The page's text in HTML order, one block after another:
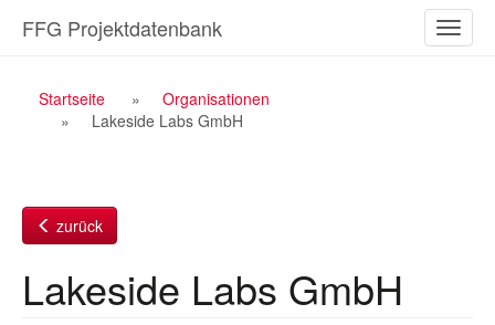
Inhalt
ein-/
FFG Projektdatenbank
Breadcrumb
Navigation
Startseite
Organisationen
Lakeside Labs GmbH
zurück
Lakeside Labs GmbH